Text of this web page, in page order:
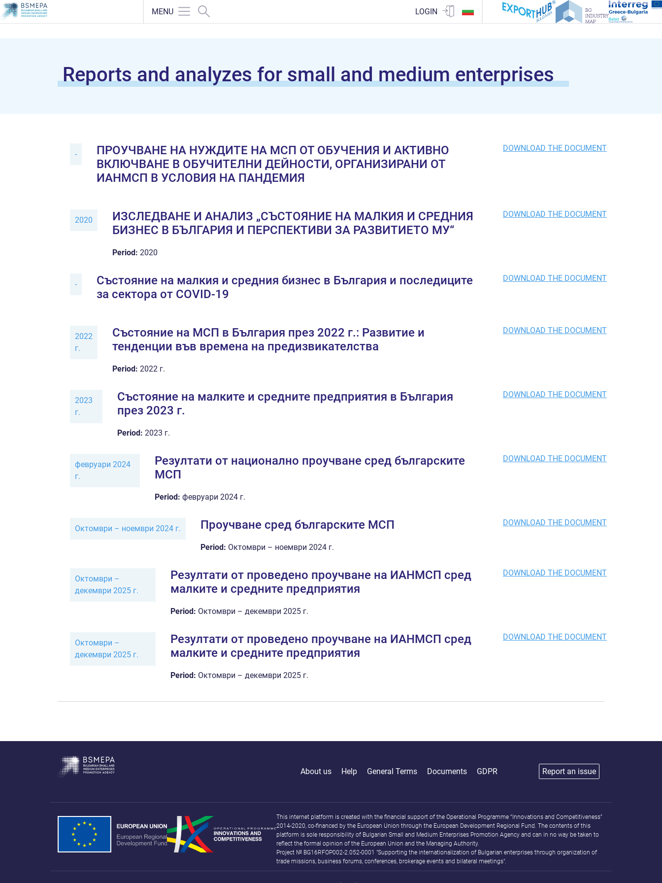
MENU LOGIN
Reports and analyzes for small and medium enterprises
-
ПРОУЧВАНЕ НА НУЖДИТЕ НА МСП ОТ ОБУЧЕНИЯ И АКТИВНО
ВКЛЮЧВАНЕ В ОБУЧИТЕЛНИ ДЕЙНОСТИ, ОРГАНИЗИРАНИ ОТ
ИАНМСП В УСЛОВИЯ НА ПАНДЕМИЯ
DOWNLOAD THE DOCUMENT
2020
ИЗСЛЕДВАНЕ И АНАЛИЗ „СЪСТОЯНИЕ НА МАЛКИЯ И СРЕДНИЯ
БИЗНЕС В БЪЛГАРИЯ И ПЕРСПЕКТИВИ ЗА РАЗВИТИЕТО МУ“
Period: 2020
DOWNLOAD THE DOCUMENT
-
Състояние на малкия и средния бизнес в България и последиците
за сектора от COVID-19
DOWNLOAD THE DOCUMENT
2022
г.
Състояние на МСП в България през 2022 г.: Развитие и
тенденции във времена на предизвикателства
Period: 2022 г.
DOWNLOAD THE DOCUMENT
2023
г.
Състояние на малките и средните предприятия в България
през 2023 г.
Period: 2023 г.
DOWNLOAD THE DOCUMENT
февруари 2024
г.
Резултати oт национално проучване сред българските
МСП
Period: февруари 2024 г.
DOWNLOAD THE DOCUMENT
Октомври – ноември 2024 г. Проучване сред българските МСП
Period: Октомври – ноември 2024 г.
DOWNLOAD THE DOCUMENT
Октомври –
декември 2025 г.
Резултати от проведено проучване на ИАНМСП сред
малките и средните предприятия
Period: Октомври – декември 2025 г.
DOWNLOAD THE DOCUMENT
Октомври –
декември 2025 г.
Резултати от проведено проучване на ИАНМСП сред
малките и средните предприятия
Period: Октомври – декември 2025 г.
DOWNLOAD THE DOCUMENT
About us Help General Terms Documents GDPR Report an issue
This internet platform is created with the financial support of the Operational Programme “Innovations and Competitiveness”
2014-2020, co-financed by the European Union through the European Development Regional Fund. The contents of this
platform is sole responsibility of Bulgarian Small and Medium Enterprises Promotion Agency and can in no way be taken to
reflect the formal opinion of the European Union and the Managing Authority.
Project № BG16RFOP002-2.052-0001 "Supporting the internationalization of Bulgarian enterprises through organization of
trade missions, business forums, conferences, brokerage events and bilateral meetings".